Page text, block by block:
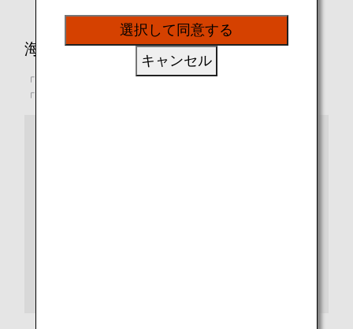
海外の全地域からの持ち込み禁止品
「土」、「土付きの植物」、「植物を害する検疫病害虫」、
「イネワラ及びイネモミ（朝鮮半島及び台湾を除く）」
選択して同意する
キャンセル